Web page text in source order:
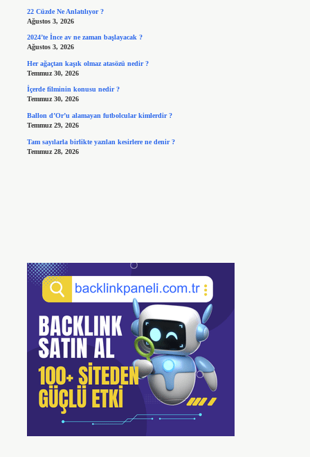
22 Cüzde Ne Anlatılıyor ?
Ağustos 3, 2026
2024’te İnce av ne zaman başlayacak ?
Ağustos 3, 2026
Her ağaçtan kaşık olmaz atasözü nedir ?
Temmuz 30, 2026
İçerde filminin konusu nedir ?
Temmuz 30, 2026
Ballon d’Or’u alamayan futbolcular kimlerdir ?
Temmuz 29, 2026
Tam sayılarla birlikte yazılan kesirlere ne denir ?
Temmuz 28, 2026